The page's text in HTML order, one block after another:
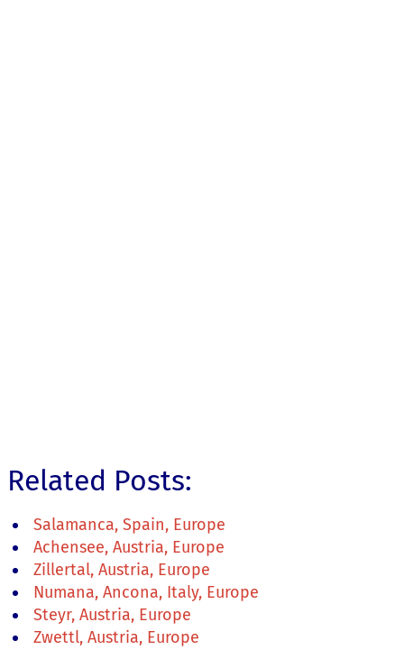
Related Posts:
Salamanca, Spain, Europe
Achensee, Austria, Europe
Zillertal, Austria, Europe
Numana, Ancona, Italy, Europe
Steyr, Austria, Europe
Zwettl, Austria, Europe